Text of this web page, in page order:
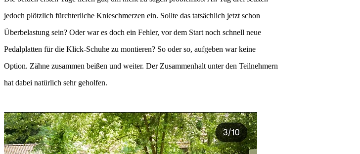
jedoch plötzlich fürchterliche Knieschmerzen ein. Sollte das tatsächlich jetzt schon
Überbelastung sein? Oder war es doch ein Fehler, vor dem Start noch schnell neue
Pedalplatten für die Klick-Schuhe zu montieren? So oder so, aufgeben war keine
Option. Zähne zusammen beißen und weiter. Der Zusammenhalt unter den Teilnehmern
hat dabei natürlich sehr geholfen.